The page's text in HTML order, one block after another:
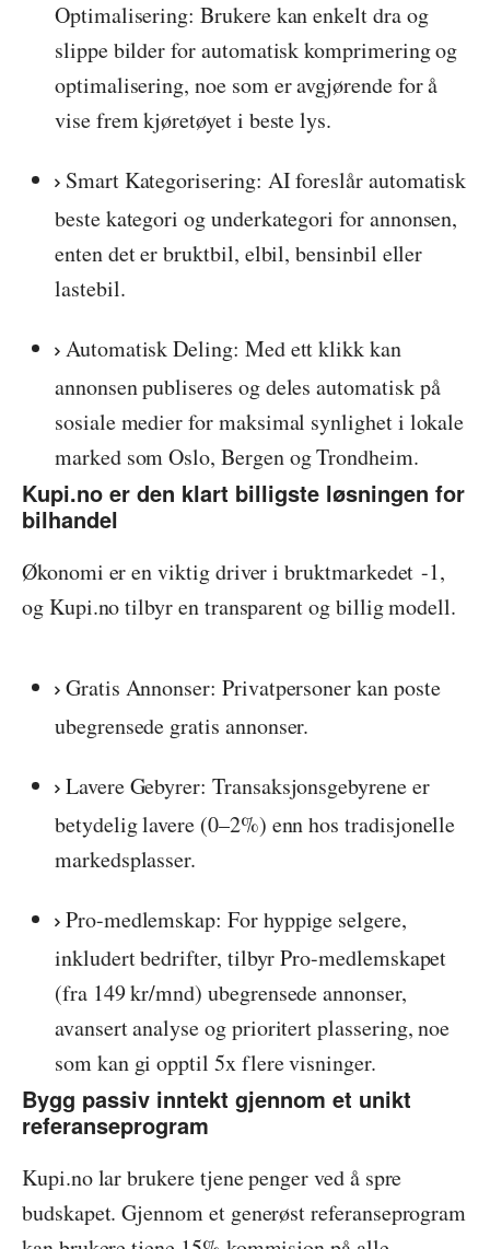
Optimalisering: Brukere kan enkelt dra og
slippe bilder for automatisk komprimering og
optimalisering, noe som er avgjørende for å
vise frem kjøretøyet i beste lys.
Smart Kategorisering: AI foreslår automatisk
beste kategori og underkategori for annonsen,
enten det er bruktbil, elbil, bensinbil eller
lastebil.
Automatisk Deling: Med ett klikk kan
annonsen publiseres og deles automatisk på
sosiale medier for maksimal synlighet i lokale
marked som Oslo, Bergen og Trondheim.
Kupi.no er den klart billigste løsningen for
bilhandel
Økonomi er en viktig driver i bruktmarkedet-1,
og Kupi.no tilbyr en transparent og billig modell.
Gratis Annonser: Privatpersoner kan poste
ubegrensede gratis annonser.
Lavere Gebyrer: Transaksjonsgebyrene er
betydelig lavere (0–2%) enn hos tradisjonelle
markedsplasser.
Pro-medlemskap: For hyppige selgere,
inkludert bedrifter, tilbyr Pro-medlemskapet
(fra 149 kr/mnd) ubegrensede annonser,
avansert analyse og prioritert plassering, noe
som kan gi opptil 5x flere visninger.
Bygg passiv inntekt gjennom et unikt
referanseprogram
Kupi.no lar brukere tjene penger ved å spre
budskapet. Gjennom et generøst referanseprogram